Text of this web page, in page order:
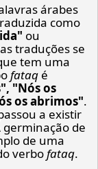
árabes
como
ou
traduções se
tem uma
fataq é
"Nós os
os abrimos".
a existir
de
de uma
verbofataq.